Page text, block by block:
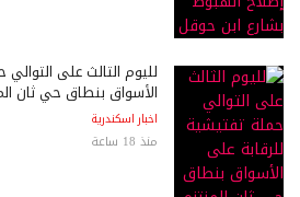
لليوم الثالث على
الأسواق بنطاق حي ثان
اخبار اسكندرية
منذ 18 ساعة